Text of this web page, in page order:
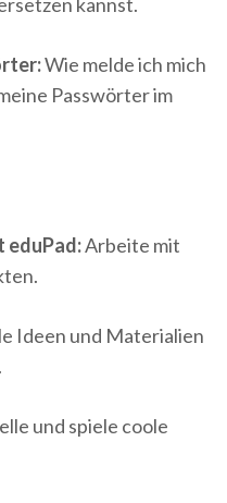
Wie melde ich mich
Passwörter im
eduPad:Arbeite mit
Ideen und Materialien
und spiele coole